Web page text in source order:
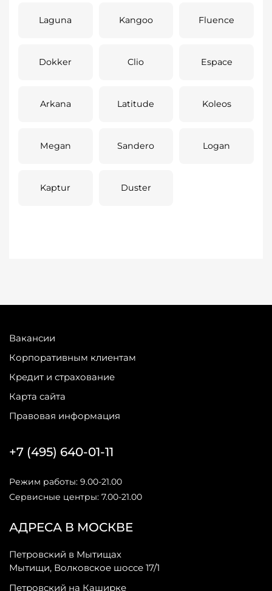
Laguna Kangoo Fluence
Dokker Clio Espace
Arkana Latitude Koleos
Megan Sandero Logan
Kaptur Duster
Вакансии
Корпоративным клиентам
Кредит и страхование
Карта сайта
Правовая информация
АДРЕСА В МОСКВЕ
Петровский в Мытищах
Мытищи, Волковское шоссе 17/1
Петровский на Каширке
+7 (495) 640-01-11
Режим работы: 9.00-21.00
Сервисные центры: 7.00-21.00